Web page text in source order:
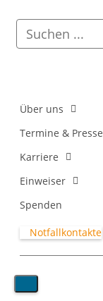
Über uns
Termine & Presse
Karriere
Einweiser
Spenden
Notfallkontakte